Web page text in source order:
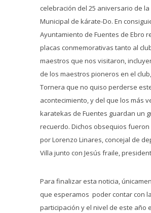
celebración del 25 aniversario de la
Municipal de kárate-Do. En
Ayuntamiento de Fuentes de Ebro
placas conmemorativas tanto al
maestros que nos visitaron,
de los maestros pioneros en el
Tornera que no quiso perderse
acontecimiento, y del que los más
karatekas de Fuentes guardan un
recuerdo. Dichos obsequios
por Lorenzo Linares, concejal de
Villa junto con Jesús fraile,
Para finalizar esta noticia,
que esperamos poder contar con la
participación y el nivel de este año